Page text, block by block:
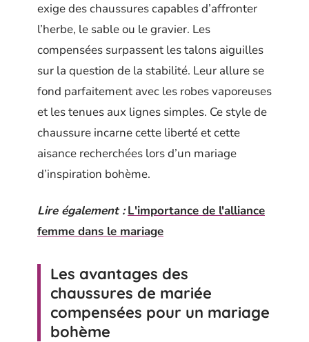
exige des chaussures capables d’affronter
l’herbe, le sable ou le gravier. Les
compensées surpassent les talons aiguilles
sur la question de la stabilité. Leur allure se
fond parfaitement avec les robes vaporeuses
et les tenues aux lignes simples. Ce style de
chaussure incarne cette liberté et cette
aisance recherchées lors d’un mariage
d’inspiration bohème.
Lire également : L'importance de l'alliance
femme dans le mariage
Les avantages des
chaussures de mariée
compensées pour un mariage
bohème